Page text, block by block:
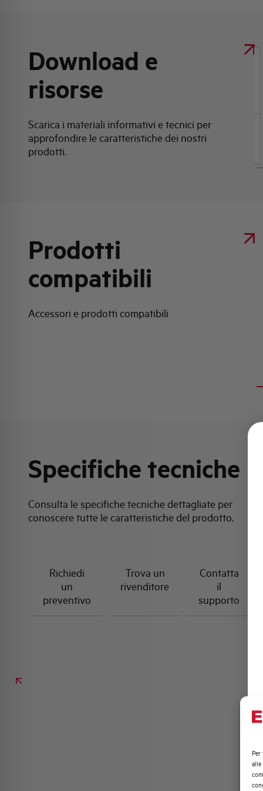
Per
alle
Download e
risorse
Scarica i materiali informativi e tecnici per
approfondire le caratteristiche dei nostri
prodotti.
Clicca qui per scaricare: Scheda tecnica
prodotto
Scheda tecnica prodotto
Prodotti
compatibili
Accessori e prodotti compatibili
Specifiche tecniche
Consulta le specifiche tecniche dettagliate per
conoscere tutte le caratteristiche del prodotto.
Richiedi
un
preventivo
Trova un
rivenditore
Contatta
il
supporto